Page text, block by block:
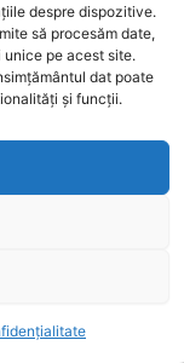
despre dispozitive.
să procesăm date,
pe acest site.
dat poate
și funcții.